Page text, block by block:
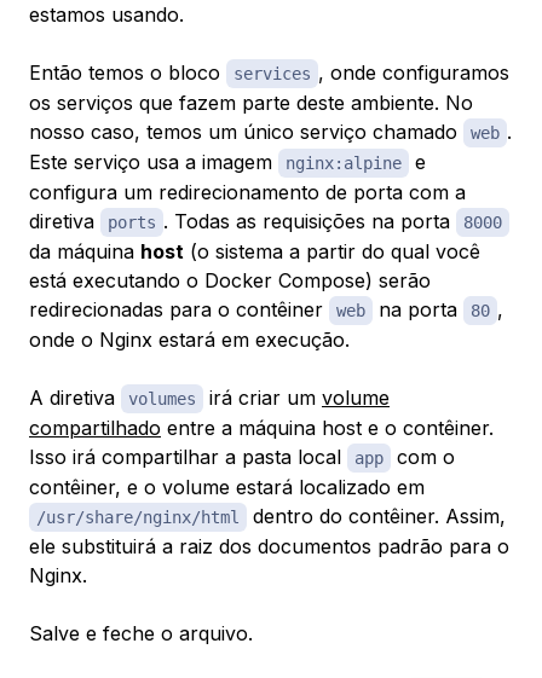
estamos usando.
Então temos o bloco services , onde configuramos
os serviços que fazem parte deste ambiente. No
nosso caso, temos um único serviço chamado
web .
Este serviço usa a imagem
nginx:alpine
e
configura um redirecionamento de porta com a
diretiva
ports . Todas as requisições na porta 8000
da máquina host (o sistema a partir do qual você
está executando o Docker Compose) serão
redirecionadas para o contêiner
web na porta 80 ,
onde o Nginx estará em execução.
A diretiva volumes irá criar um volume
compartilhado entre a máquina host e o contêiner.
Isso irá compartilhar a pasta local
app
com o
contêiner, e o volume estará localizado em
/usr/share/nginx/html
dentro do contêiner. Assim,
ele substituirá a raiz dos documentos padrão para o
Nginx.
Salve e feche o arquivo.